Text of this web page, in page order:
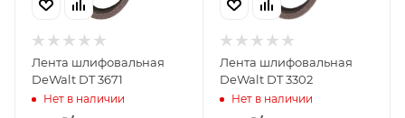
Лента шлифовальная
DeWalt DT 3671
Нет в наличии
Лента шлифовальная
DeWalt DT 3302
Нет в наличии